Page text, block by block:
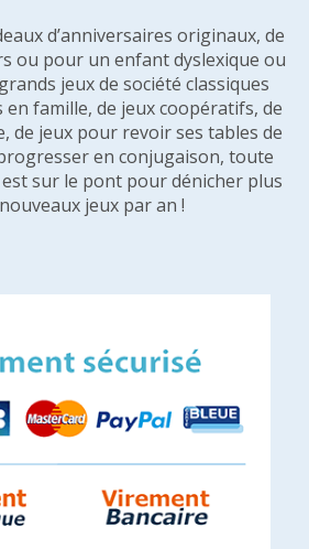
d’anniversaires originaux, de
ou pour un enfant dyslexique ou
jeux de société classiques
en famille, de jeux coopératifs, de
de jeux pour revoir ses tables de
en conjugaison, toute
est sur le pont pour dénicher plus
jeux par an !